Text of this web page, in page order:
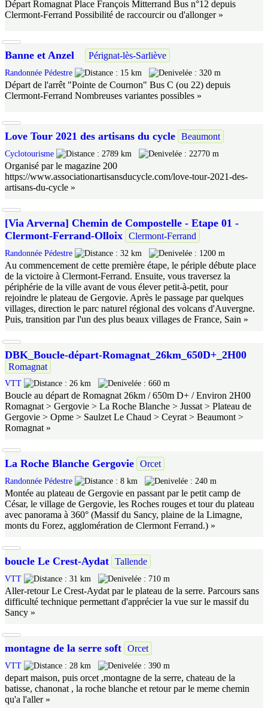
Départ Romagnat Place François Mitterrand Bus n°12 depuis
Clermont-Ferrand Possibilité de raccourcir ou d'allonger »
Banne et Anzel Pérignat-lès-Sarliève
Randonnée Pédestre 15 km 320 m
Départ de l'arrêt "Pointe de Cournon" Bus C (ou 22) depuis
Clermont-Ferrand Nombreuses variantes possibles »
Love Tour 2021 des artisans du cycle Beaumont
Cyclotourisme 2789 km 22770 m
Organisé par le magazine 200
https://www.associationartisansducycle.com/love-tour-2021-des-
artisans-du-cycle »
[Via Arverna] Chemin de Compostelle - Etape 01 -
Clermont-Ferrand-Olloix Clermont-Ferrand
Randonnée Pédestre 32 km 1200 m
Au commencement de cette première étape, le périple débute place
de la victoire à Clermont-Ferrand. Ensuite, vous traversez la
périphérie de la ville avant de vous élever petit-à-petit, pour
rejoindre le plateau de Gergovie. Après le passage par quelques
villages, direction le parc naturel régional des volcans d'Auvergne.
Puis, transition par l'un des plus beaux villages de France, Sain »
DBK_Boucle-départ-Romagnat_26km_650D+_2H00
Romagnat
VTT 26 km 660 m
Boucle au départ de Romagnat 26km / 650m D+ / Environ 2H00
Romagnat > Gergovie > La Roche Blanche > Jussat > Plateau de
Gergovie > Opme > Saulzet Le Chaud > Ceyrat > Beaumont >
Romagnat »
La Roche Blanche Gergovie Orcet
Randonnée Pédestre 8 km 240 m
Montée au plateau de Gergovie en passant par le petit camp de
César, le village de Gergovie, les Roches rouges et tour du plateau
avec panorama à 360° (Massif du Sancy, plaine de la Limagne,
monts du Forez, agglomération de Clermont Ferrand.) »
boucle Le Crest-Aydat Tallende
VTT 31 km 710 m
Aller-retour Le Crest-Aydat par le plateau de la serre. Parcours sans
difficulté technique permettant d'apprécier la vue sur le massif du
Sancy »
montagne de la serre soft Orcet
VTT 28 km 390 m
depart maison, puis orcet ,montagne de la serre, chateau de la
batisse, chanonat , la roche blanche et retour par le meme chemin
qu'a l'aller »